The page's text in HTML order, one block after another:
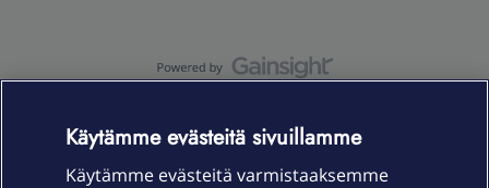
Käytämme evästeitä sivuillamme
Käytämme evästeitä varmistaaksemme